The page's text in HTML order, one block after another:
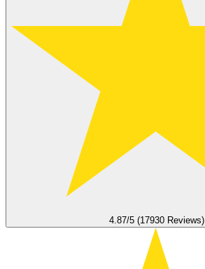
4.87/5 (17930 Reviews)